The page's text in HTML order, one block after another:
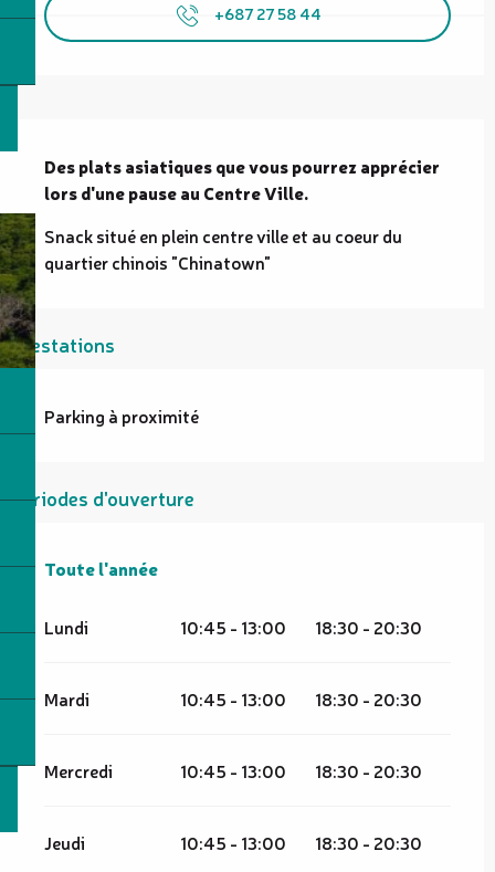
+687 27 58 44
Des plats asiatiques que vous pourrez apprécier
lors d'une pause au Centre Ville.
Snack situé en plein centre ville et au coeur du
quartier chinois "Chinatown"
Prestations
Parking à proximité
Périodes d'ouverture
Toute l'année
Toute l'année
Lundi 10:45 - 13:00 18:30 - 20:30
Mardi 10:45 - 13:00 18:30 - 20:30
Mercredi 10:45 - 13:00 18:30 - 20:30
Jeudi 10:45 - 13:00 18:30 - 20:30